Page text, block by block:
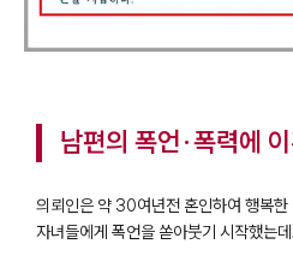
남편의 폭언·폭력에
의뢰인은 약 30여년전 혼인하여 행복
자녀들에게 폭언을 쏟아붓기 시작했는